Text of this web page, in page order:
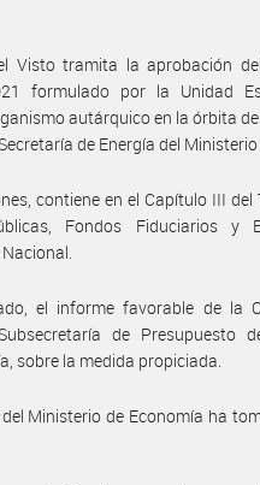
Visto tramita la aprobación
formulado por la Unidad
autárquico en la órbita
de Energía del
contiene en el Capítulo III del
Fondos Fiduciarios y
el informe favorable de la
de Presupuesto
sobre la medida propiciada.
Ministerio de Economía ha